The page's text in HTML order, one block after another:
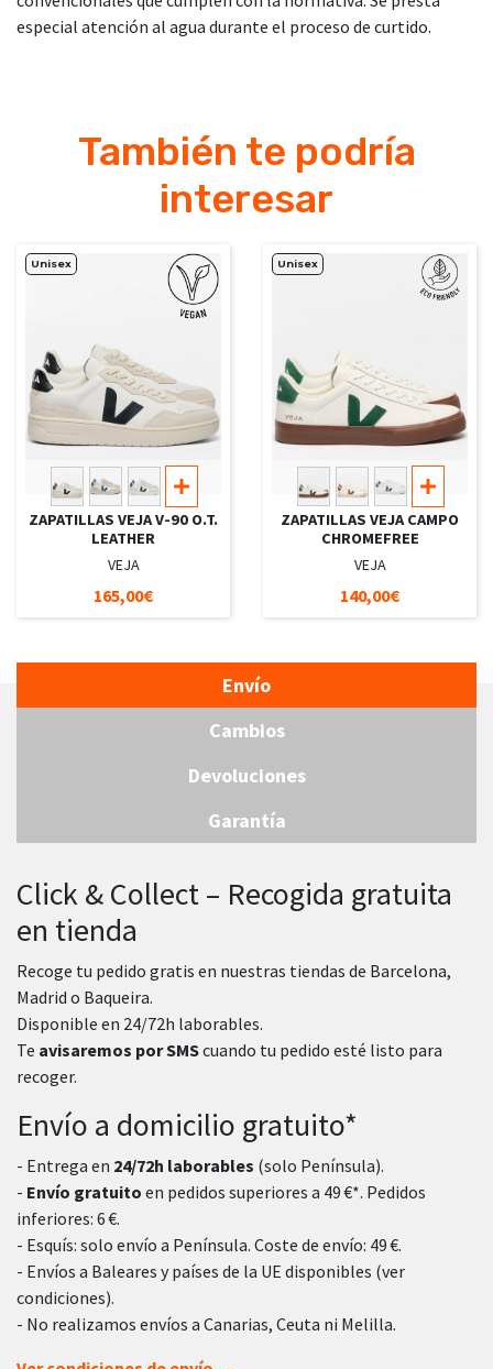
especial atención al agua durante el proceso de curtido.
También te podría
interesar
Unisex
ZAPATILLAS VEJA V-90 O.T.
LEATHER
VEJA
165,00€
Unisex
ZAPATILLAS VEJA CAMPO
CHROMEFREE
VEJA
140,00€
Envío
Cambios
Devoluciones
Garantía
Click & Collect – Recogida gratuita
en tienda
Recoge tu pedido gratis en nuestras tiendas de Barcelona,
Madrid o Baqueira.
Disponible en 24/72h laborables.
Te avisaremos por SMScuando tu pedido esté listo para
recoger.
Envío a domicilio gratuito*
- Entrega en 24/72h laborables (solo Península).
- Envío gratuito en pedidos superiores a 49 €*. Pedidos
inferiores: 6 €.
- Esquís: solo envío a Península. Coste de envío: 49 €.
- Envíos a Baleares y países de la UE disponibles (ver
condiciones).
- No realizamos envíos a Canarias, Ceuta ni Melilla.